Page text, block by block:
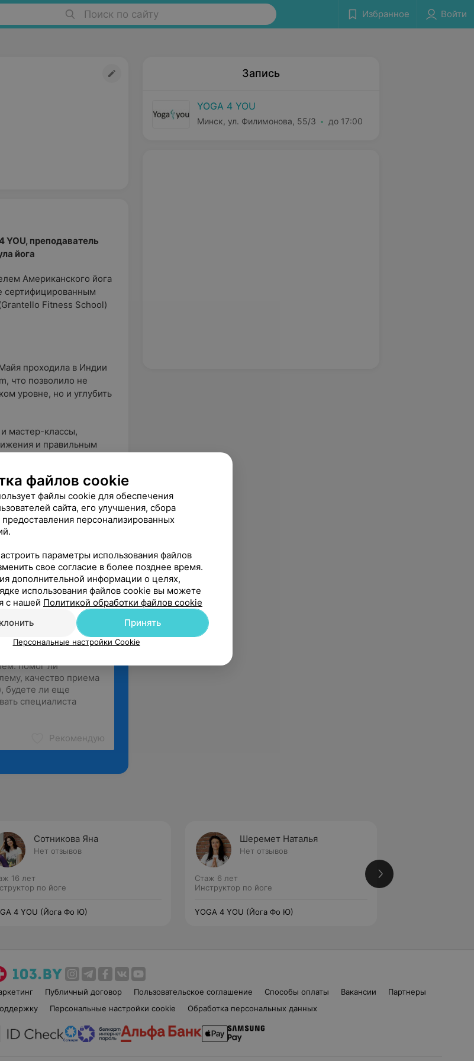
Поиск по сайту Избранное Войти
преподаватель
йога
Американского йога
сертифицированным
Fitness School)
проходила в Индии
что позволило не
уровне, но и углубить
мастер-классы,
и правильным
— это процесс
и
которое
Рекомендую
Запись
YOGA 4 YOU
Минск, ул. Филимонова, 55/3 до 17:00
Сотникова Яна
Нет отзывов
16 лет
по йоге
4 YOU (Йога Фо Ю)
Шеремет Наталья
Нет отзывов
Стаж 6 лет
Инструктор по йоге
YOGA 4 YOU (Йога Фо Ю)
Публичный договор Пользовательское соглашение Способы оплаты Вакансии
Партнеры
Персональные настройки cookie Обработка персональных данных
файлов cookie
файлы cookie для обеспечения
сайта, его улучшения, сбора
предоставления персонализированных
параметры использования файлов
свое согласие в более позднее время.
дополнительной информации о целях,
использования файлов cookie вы можете
с нашей Политикой обработки файлов cookie
Принять
Персональные настройки Cookie